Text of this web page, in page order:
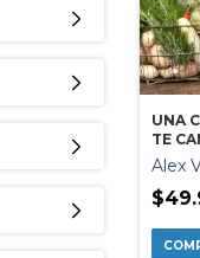
UNA
TE
Alex